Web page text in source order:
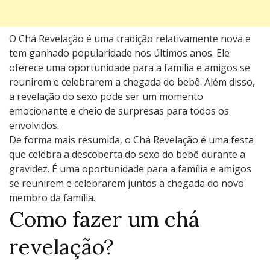
O Chá Revelação é uma tradição relativamente nova e
tem ganhado popularidade nos últimos anos. Ele
oferece uma oportunidade para a família e amigos se
reunirem e celebrarem a chegada do bebê. Além disso,
a revelação do sexo pode ser um momento
emocionante e cheio de surpresas para todos os
envolvidos.
De forma mais resumida, o Chá Revelação é uma festa
que celebra a descoberta do sexo do bebê durante a
gravidez. É uma oportunidade para a família e amigos
se reunirem e celebrarem juntos a chegada do novo
membro da família.
Como fazer um chá
revelação?